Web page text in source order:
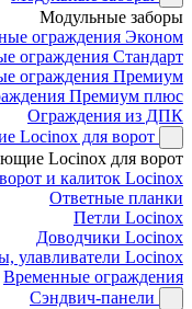
Модульные заборы
ограждения Эконом
ограждения Стандарт
ограждения Премиум
Премиум плюс
Ограждения из ДПК
Locinox для ворот
Locinox для ворот
и калиток Locinox
Ответные планки
Петли Locinox
Доводчики Locinox
улавливатели Locinox
Временные ограждения
Сэндвич-панели